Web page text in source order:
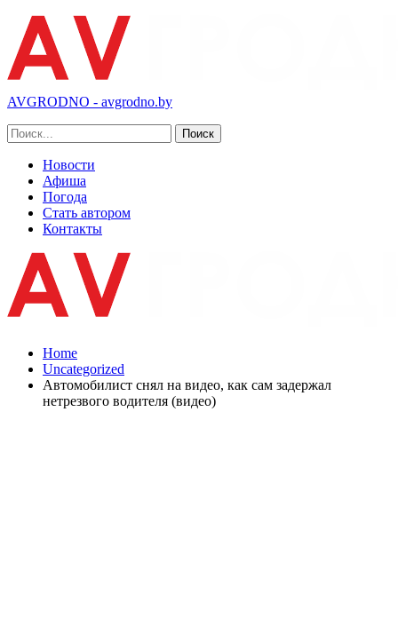
AVGRODNO - avgrodno.by
Новости
Афиша
Погода
Стать автором
Контакты
Home
Uncategorized
Автомобилист снял на видео, как сам задержал
нетрезвого водителя (видео)